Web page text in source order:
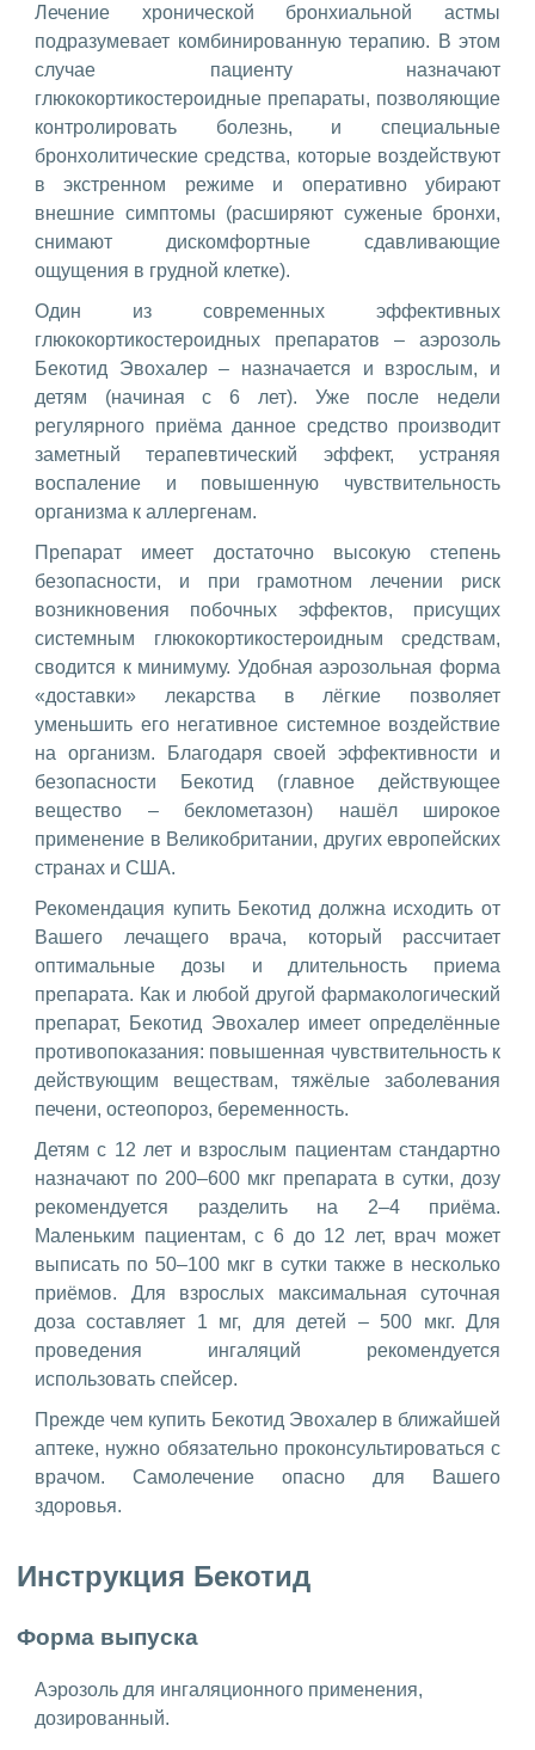
Лечение хронической бронхиальной астмы
подразумевает комбинированную терапию. В этом
случае пациенту назначают
глюкокортикостероидные препараты, позволяющие
контролировать болезнь, и специальные
бронхолитические средства, которые воздействуют
в экстренном режиме и оперативно убирают
внешние симптомы (расширяют суженые бронхи,
снимают дискомфортные сдавливающие
ощущения в грудной клетке).
Один из современных эффективных
глюкокортикостероидных препаратов – аэрозоль
Бекотид Эвохалер – назначается и взрослым, и
детям (начиная с 6 лет). Уже после недели
регулярного приёма данное средство производит
заметный терапевтический эффект, устраняя
воспаление и повышенную чувствительность
организма к аллергенам.
Препарат имеет достаточно высокую степень
безопасности, и при грамотном лечении риск
возникновения побочных эффектов, присущих
системным глюкокортикостероидным средствам,
сводится к минимуму. Удобная аэрозольная форма
«доставки» лекарства в лёгкие позволяет
уменьшить его негативное системное воздействие
на организм. Благодаря своей эффективности и
безопасности Бекотид (главное действующее
вещество – беклометазон) нашёл широкое
применение в Великобритании, других европейских
странах и США.
Рекомендация купить Бекотид должна исходить от
Вашего лечащего врача, который рассчитает
оптимальные дозы и длительность приема
препарата. Как и любой другой фармакологический
препарат, Бекотид Эвохалер имеет определённые
противопоказания: повышенная чувствительность к
действующим веществам, тяжёлые заболевания
печени, остеопороз, беременность.
Детям с 12 лет и взрослым пациентам стандартно
назначают по 200–600 мкг препарата в сутки, дозу
рекомендуется разделить на 2–4 приёма.
Маленьким пациентам, с 6 до 12 лет, врач может
выписать по 50–100 мкг в сутки также в несколько
приёмов. Для взрослых максимальная суточная
доза составляет 1 мг, для детей – 500 мкг. Для
проведения ингаляций рекомендуется
использовать спейсер.
Прежде чем купить Бекотид Эвохалер в ближайшей
аптеке, нужно обязательно проконсультироваться с
врачом. Самолечение опасно для Вашего
здоровья.
Инструкция Бекотид
Форма выпуска
Аэрозоль для ингаляционного применения,
дозированный.